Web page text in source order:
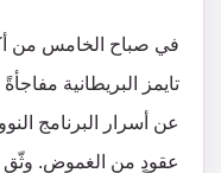
تايمز البريطانية
عن أسرار البرنامج
عقودٍ من الغموض. وثّق